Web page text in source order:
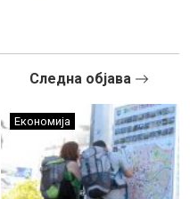
Следна објава
Економија